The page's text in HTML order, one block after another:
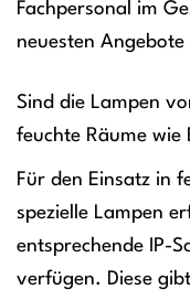
Fachpersonal im
neuesten Angebote
Sind die Lampen
feuchte Räume wie
Für den Einsatz in
spezielle Lampen
entsprechende IP-
verfügen. Diese